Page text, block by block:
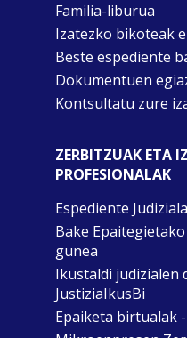
Familia-liburua
Izatezko bikoteak
Beste espediente
Dokumentuen
Kontsultatu zure
ZERBITZUAK ETA
PROFESIONALAK
Espediente
Bake
gunea
Ikustaldi judizialen
JustiziaIkusBi
Epaiketa birtualak